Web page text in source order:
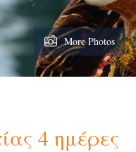
More Photos
4 ημέρες